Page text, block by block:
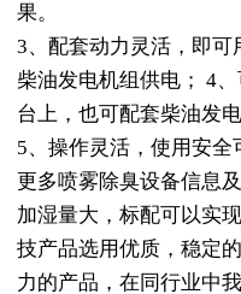
果。
3、配套动力灵活，即可
柴油发电机组供电； 4
台上，也可配套柴油发
5、操作灵活，使用安
更多喷雾除臭设备信息
加湿量大，标配可以实
技产品选用优质，稳定
力的产品，在同行业中